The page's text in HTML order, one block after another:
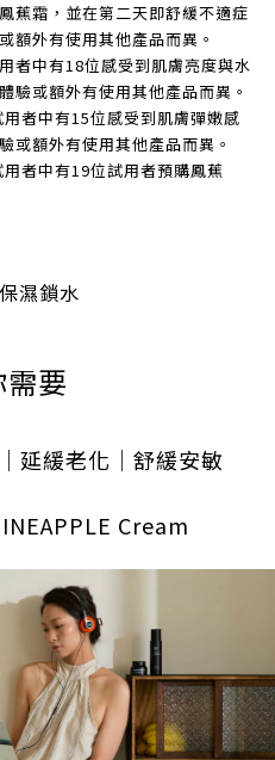
蕉霜，並在第二天即舒緩不適症
額外有使用其他產品而異。
者中有18位感受到肌膚亮度與水
驗或額外有使用其他產品而異。
者中有15位感受到肌膚彈嫩感
或額外有使用其他產品而異。
者中有19位試用者預購鳳蕉
濕鎖水
要
延緩老化｜舒緩安敏
Cream